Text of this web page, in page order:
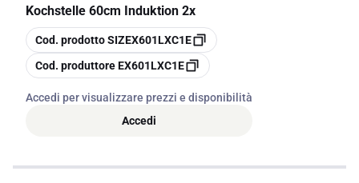
Kochstelle 60cm Induktion 2x
copia
Cod. prodottoSIZEX601LXC1E
copia
Cod. produttoreEX601LXC1E
Accedi per visualizzare prezzi e disponibilità
Accedi